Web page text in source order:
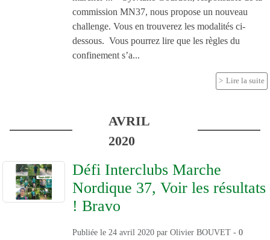
commission MN37, nous propose un nouveau
challenge. Vous en trouverez les modalités ci-
dessous. Vous pourrez lire que les règles du
confinement s’a...
Lire la suite
AVRIL
2020
Défi Interclubs Marche
Nordique 37, Voir les résultats
! Bravo
Publiée le 24 avril 2020 par Olivier BOUVET - 0